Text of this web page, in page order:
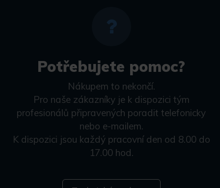
Potřebujete pomoc?
Nákupem to nekončí.
Pro naše zákazníky je k dispozici tým
profesionálů připravených poradit telefonicky
nebo e-mailem.
K dispozici jsou každý pracovní den od 8.00 do
17.00 hod.